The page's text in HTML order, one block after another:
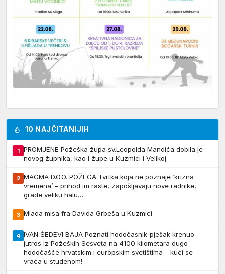
10 NAJČITANIJIH
1
PROMJENE Požeška župa sv.Leopolda Mandića dobila je
novog župnika, kao i župe u Kuzmici i Velikoj
2 MAGMA D.O.O. POŽEGA Tvrtka koja ne poznaje ‘krizna
vremena’ – prihod im raste, zapošljavaju nove radnike,
grade veliku halu…
3 Mlada misa fra Davida Grbeša u Kuzmici
4 IVAN ŠEDEVI BAJA Poznati hodočasnik-pješak krenuo
jutros iz Požeških Sesveta na 4100 kilometara dugo
hodočašće hrvatskim i europskim svetištima – kući se
vraća u studenom!